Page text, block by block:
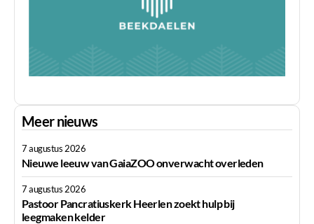
Meer nieuws
7 augustus 2026
Nieuwe leeuw van GaiaZOO onverwacht overleden
7 augustus 2026
Pastoor Pancratiuskerk Heerlen zoekt hulp bij
leegmaken kelder